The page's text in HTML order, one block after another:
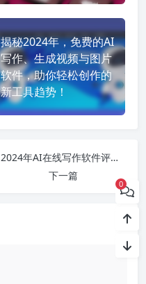
揭秘2024年，免费的AI
写作、生成视频与图片
软件，助你轻松创作的
新工具趋势！
2024年AI在线写作软件评测：最优智能写作助手与实用神器一览
下一篇
0